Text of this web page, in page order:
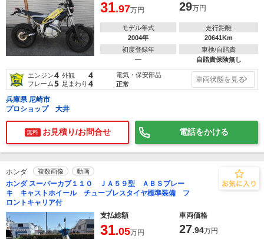
31.97万円 29万円
モデル年式
2004年
走行距離
20641Km
初度登録年
―
車検/自賠責
自賠責保険無し
エンジン4 外観 4
フレーム5 足まわり 4
電気・保安部品
正常
車両状態を見る
兵庫県 尼崎市
プロショップ 大井
無料 お見積り/お問合せ 電話をかける
ホンダ 複数画像 動画
ホンダ スーパーカブ１１０ ＪＡ５９型 ＡＢＳブレー
キ キャストホイール チューブレスタイヤ標準装備 フ
ロントキャリア付
支払総額
車両価格
31.05万円 27.94万円